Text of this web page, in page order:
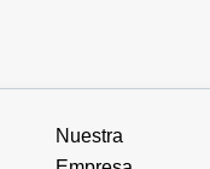
Nuestra